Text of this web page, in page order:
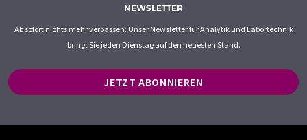
NEWSLETTER
Ab sofort nichts mehr verpassen: Unser Newsletter für Analytik und Labortechnik
bringt Sie jeden Dienstag auf den neuesten Stand.
JETZT ABONNIEREN